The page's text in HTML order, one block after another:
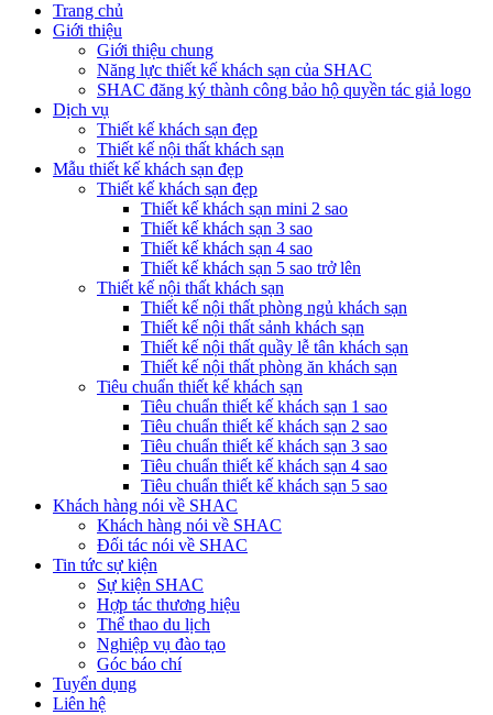
Trang chủ
Giới thiệu
Giới thiệu chung
Năng lực thiết kế khách sạn của SHAC
SHAC đăng ký thành công bảo hộ quyền tác giả logo
Dịch vụ
Thiết kế khách sạn đẹp
Thiết kế nội thất khách sạn
Mẫu thiết kế khách sạn đẹp
Thiết kế khách sạn đẹp
Thiết kế khách sạn mini 2 sao
Thiết kế khách sạn 3 sao
Thiết kế khách sạn 4 sao
Thiết kế khách sạn 5 sao trở lên
Thiết kế nội thất khách sạn
Thiết kế nội thất phòng ngủ khách sạn
Thiết kế nội thất sảnh khách sạn
Thiết kế nội thất quầy lễ tân khách sạn
Thiết kế nội thất phòng ăn khách sạn
Tiêu chuẩn thiết kế khách sạn
Tiêu chuẩn thiết kế khách sạn 1 sao
Tiêu chuẩn thiết kế khách sạn 2 sao
Tiêu chuẩn thiết kế khách sạn 3 sao
Tiêu chuẩn thiết kế khách sạn 4 sao
Tiêu chuẩn thiết kế khách sạn 5 sao
Khách hàng nói về SHAC
Khách hàng nói về SHAC
Đối tác nói về SHAC
Tin tức sự kiện
Sự kiện SHAC
Hợp tác thương hiệu
Thể thao du lịch
Nghiệp vụ đào tạo
Góc báo chí
Tuyển dụng
Liên hệ